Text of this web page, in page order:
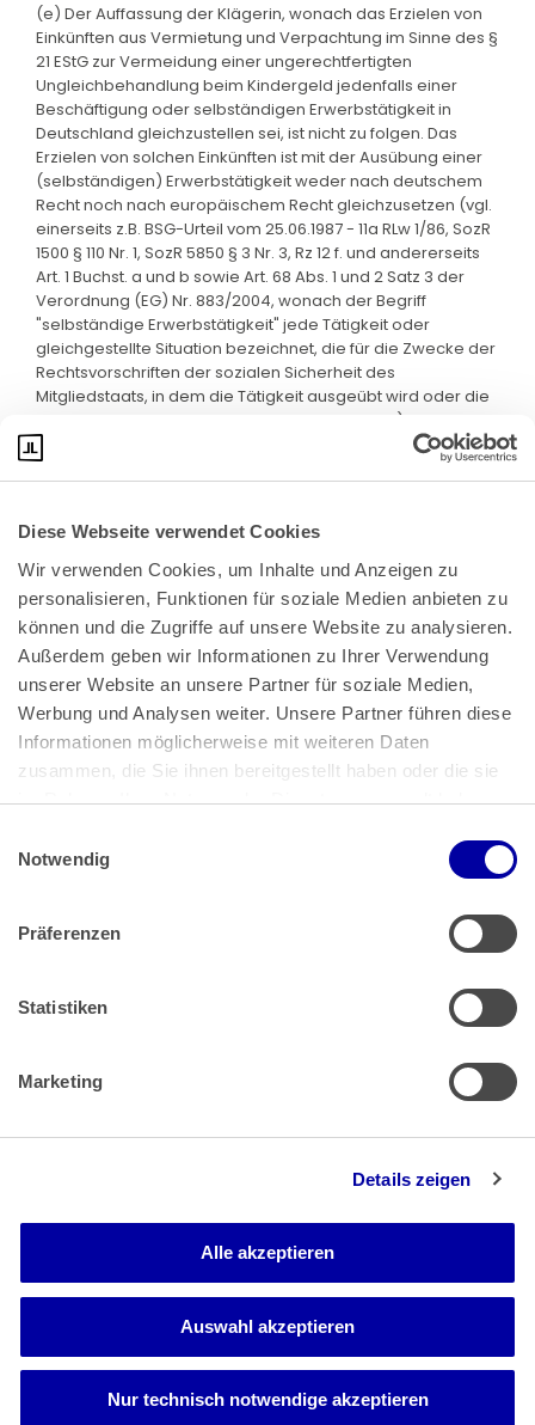
Diese Webseite verwendet Cookies
Wir verwenden Cookies, um Inhalte und Anzeigen zu
personalisieren, Funktionen für soziale Medien anbieten zu
können und die Zugriffe auf unsere Website zu analysieren.
Außerdem geben wir Informationen zu Ihrer Verwendung
unserer Website an unsere Partner für soziale Medien,
Werbung und Analysen weiter. Unsere Partner führen diese
Informationen möglicherweise mit weiteren Daten
zusammen, die Sie ihnen bereitgestellt haben oder die sie
im Rahmen Ihrer Nutzung der Dienste gesammelt haben.
Impressum
Notwendig
Präferenzen
Statistiken
Marketing
Details zeigen
Alle akzeptieren
Auswahl akzeptieren
Nur technisch notwendige akzeptieren
(e) Der Auffassung der Klägerin, wonach das Erzielen von
Einkünften aus Vermietung und Verpachtung im Sinne des §
21 EStG zur Vermeidung einer ungerechtfertigten
Ungleichbehandlung beim Kindergeld jedenfalls einer
Beschäftigung oder selbständigen Erwerbstätigkeit in
Deutschland gleichzustellen sei, ist nicht zu folgen. Das
Erzielen von solchen Einkünften ist mit der Ausübung einer
(selbständigen) Erwerbstätigkeit weder nach deutschem
Recht noch nach europäischem Recht gleichzusetzen (vgl.
einerseits z.B. BSG-Urteil vom 25.06.1987 - 11a RLw 1/86, SozR
1500 § 110 Nr. 1, SozR 5850 § 3 Nr. 3, Rz 12 f. und andererseits
Art. 1 Buchst. a und b sowie Art. 68 Abs. 1 und 2 Satz 3 der
Verordnung (EG) Nr. 883/2004, wonach der Begriff
"selbständige Erwerbstätigkeit" jede Tätigkeit oder
gleichgestellte Situation bezeichnet, die für die Zwecke der
Rechtsvorschriften der sozialen Sicherheit des
Mitgliedstaats, in dem die Tätigkeit ausgeübt wird oder die
gleichgestellte Situation vorliegt, als solche gilt).
Bundeskanzlerplatz 2
53113 Bonn
Pressemitteilungen|AGB
Impressum|Datenschutz
Muster Widerrufsformular (PDF)
Barrierefreiheit